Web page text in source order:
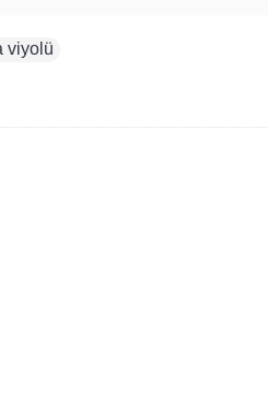
viyolü